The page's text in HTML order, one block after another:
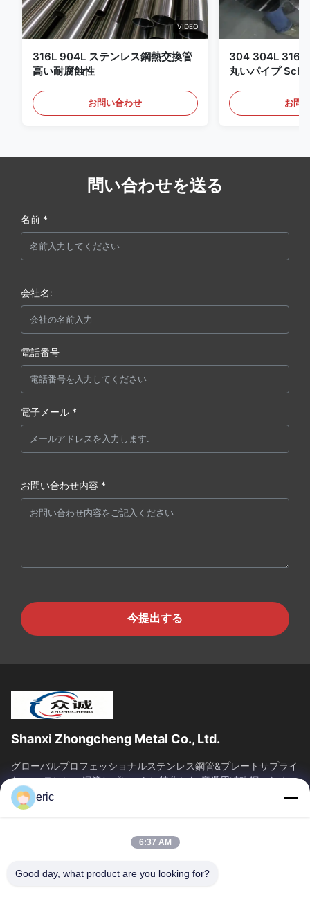
VIDEO
316L 904L ステンレス鋼熱交換管
高い耐腐蝕性
お問い合わせ
304 304L 316
丸いパイプ Sch
お問
問い合わせを送る
名前 *
会社名:
電話番号
電子メール *
お問い合わせ内容 *
今提出する
Shanxi Zhongcheng Metal Co., Ltd.
グローバルプロフェッショナルステンレス鋼管&プレートサプライ
ヤー ステンレス鋼管とプレートに特化した 産業用特殊鋼のための
一端的な供給ソリューションを提供します.
SAIKESAISI水素エナジー
製品
お問い合わせ
eric
6:37 AM
Good day, what product are you looking for?